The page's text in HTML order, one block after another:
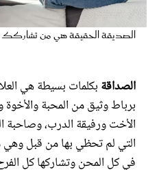
الصديقة الحقيقة هي من
الصداقة بكلمات بسيطة هي
برباط وثيق من المحبة والأخوة
الأخت ورفيقة الدرب، وصاحبة
التي لم تحظي بها من قبل وهي
في كل المحن وتشاركها كل
عروس سيدتي